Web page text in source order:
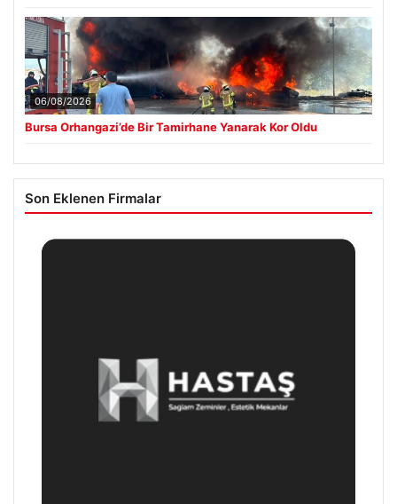
06/08/2026
Bursa Orhangazi’de Bir Tamirhane Yanarak Kor Oldu
Son Eklenen Firmalar